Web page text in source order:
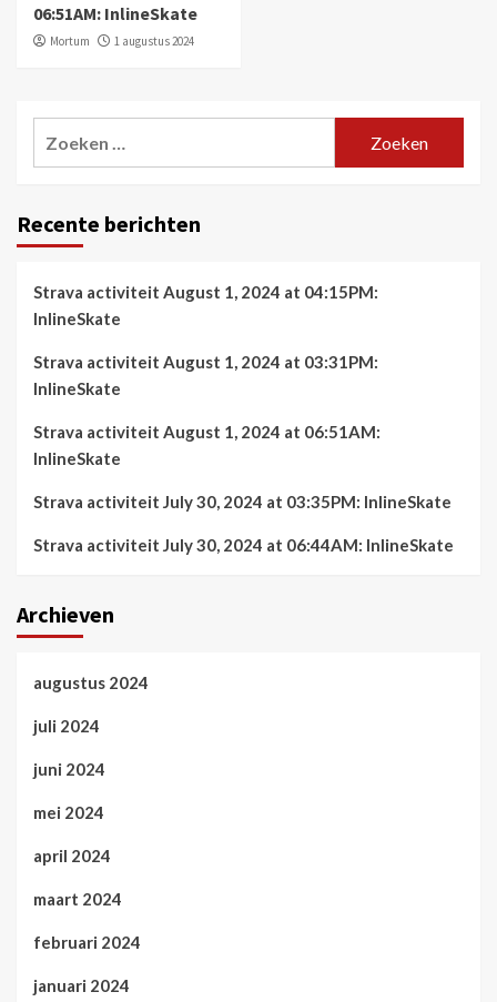
06:51AM: InlineSkate
Mortum 1 augustus 2024
Recente berichten
Strava activiteit August 1, 2024 at 04:15PM:
InlineSkate
Strava activiteit August 1, 2024 at 03:31PM:
InlineSkate
Strava activiteit August 1, 2024 at 06:51AM:
InlineSkate
Strava activiteit July 30, 2024 at 03:35PM: InlineSkate
Strava activiteit July 30, 2024 at 06:44AM: InlineSkate
Archieven
augustus 2024
juli 2024
juni 2024
mei 2024
april 2024
maart 2024
februari 2024
januari 2024